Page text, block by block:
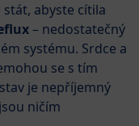
abyste cítila
– nedostatečný
systému. Srdce a
se s tím
je nepříjemný
ničím